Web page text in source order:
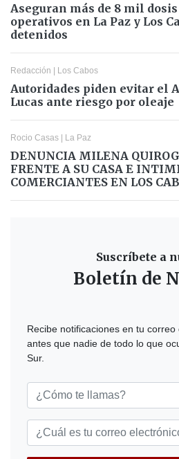
Aseguran más de 8 mil
operativos en La Paz y Los
detenidos
Redacción | Los Cabos
Autoridades piden evitar el
Lucas ante riesgo por oleaje
Rocio Casas | La Paz
DENUNCIA MILENA
FRENTE A SU CASA E
COMERCIANTES EN LOS
Suscríbete a
Boletín de
Recibe notificaciones en tu
antes que nadie de todo lo que
Sur.